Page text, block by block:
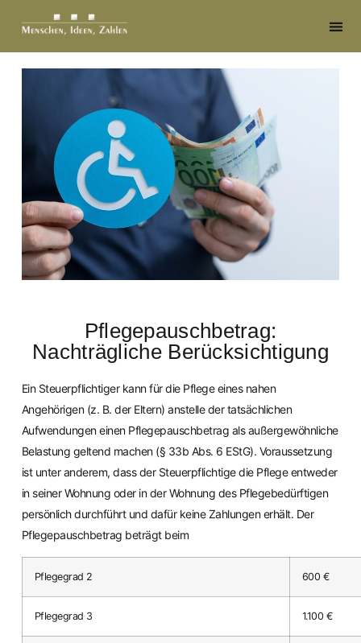
Pflegepauschbetrag:
Nachträgliche Berücksichtigung
Ein Steuerpflichtiger kann für die Pflege eines nahen
Angehörigen (z. B. der Eltern) anstelle der tatsächlichen
Aufwendungen einen Pflegepauschbetrag als außergewöhnliche
Belastung geltend machen (§ 33b Abs. 6 EStG). Voraussetzung
ist unter anderem, dass der Steuerpflichtige die Pflege entweder
in seiner Wohnung oder in der Wohnung des Pflegebedürftigen
persönlich durchführt und dafür keine Zahlungen erhält. Der
Pflegepauschbetrag beträgt beim
Pflegegrad 2 600 €
Pflegegrad 3 1.100 €